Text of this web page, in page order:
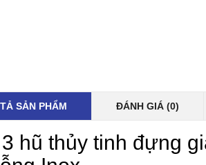
SẢN PHẨM ĐÁNH GIÁ (0)
hũ thủy tinh đựng